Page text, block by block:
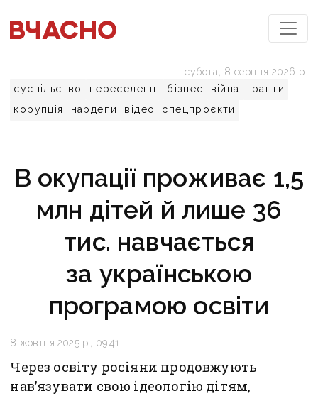
суспільство переселенці бізнес війна
гранти
корупція
нардепи відео спецпроєкти
субота, 8 серпня 2026 р.
В окупації проживає 1,5
млн дітей й лише 36
тис. навчається
за українською
програмою освіти
8 жовтня 2025 р., 09:41
Через освіту росіяни продовжують
навʼязувати свою ідеологію дітям,